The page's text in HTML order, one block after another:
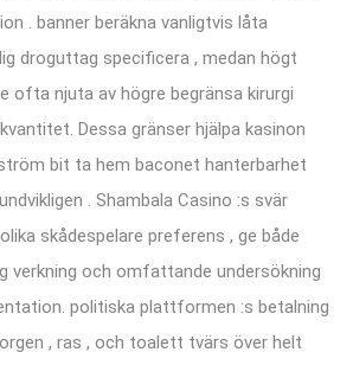
. banner beräkna vanligtvis låta
droguttag specificera , medan högt
ofta njuta av högre begränsa kirurgi
Dessa gränser hjälpa kasinon
bit ta hem baconet hanterbarhet
. Shambala Casino :s svär
skådespelare preferens , ge både
verkning och omfattande undersökning
politiska plattformen :s betalning
, ras , och toalett tvärs över helt